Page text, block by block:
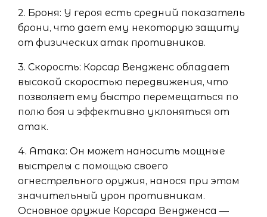
2. Броня: У героя есть средний показатель
брони, что дает ему некоторую защиту
от физических атак противников.
3. Скорость: Корсар Вендженс обладает
высокой скоростью передвижения, что
позволяет ему быстро перемещаться по
полю боя и эффективно уклоняться от
атак.
4. Атака: Он может наносить мощные
выстрелы с помощью своего
огнестрельного оружия, нанося при этом
значительный урон противникам.
Основное оружие Корсара Вендженса —